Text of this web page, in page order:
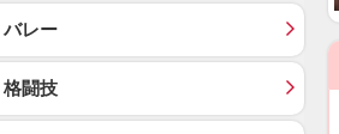
バレー
格闘技